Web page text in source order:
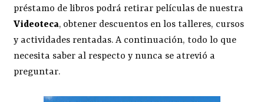
préstamo de libros podrá retirar películas de nuestra
Videoteca, obtener descuentos en los talleres, cursos
y actividades rentadas. A continuación, todo lo que
necesita saber al respecto y nunca se atrevió a
preguntar.